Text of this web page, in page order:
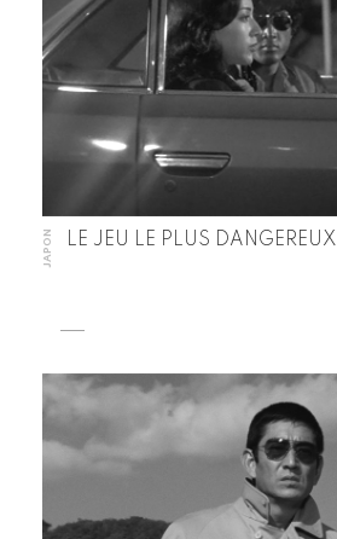
JAPON LE JEU LE PLUS DANGEREUX